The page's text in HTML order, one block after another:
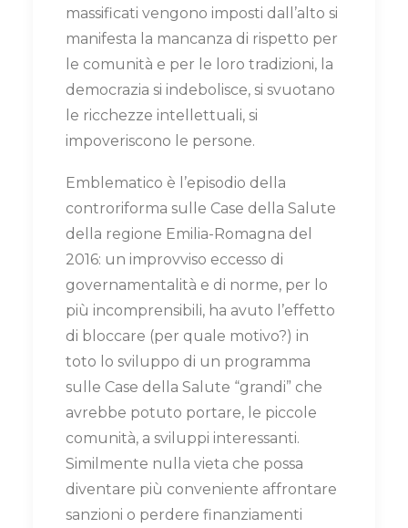
massificati vengono imposti dall’alto si
manifesta la mancanza di rispetto per
le comunità e per le loro tradizioni, la
democrazia si indebolisce, si svuotano
le ricchezze intellettuali, si
impoveriscono le persone.
Emblematico è l’episodio della
controriforma sulle Case della Salute
della regione Emilia-Romagna del
2016: un improvviso eccesso di
governamentalità e di norme, per lo
più incomprensibili, ha avuto l’effetto
di bloccare (per quale motivo?) in
toto lo sviluppo di un programma
sulle Case della Salute “grandi” che
avrebbe potuto portare, le piccole
comunità, a sviluppi interessanti.
Similmente nulla vieta che possa
diventare più conveniente affrontare
sanzioni o perdere finanziamenti